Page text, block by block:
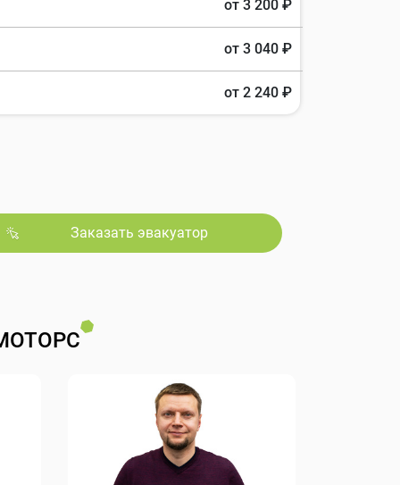
от 3 200 ₽
от 3 040 ₽
от 2 240 ₽
Заказать эвакуатор